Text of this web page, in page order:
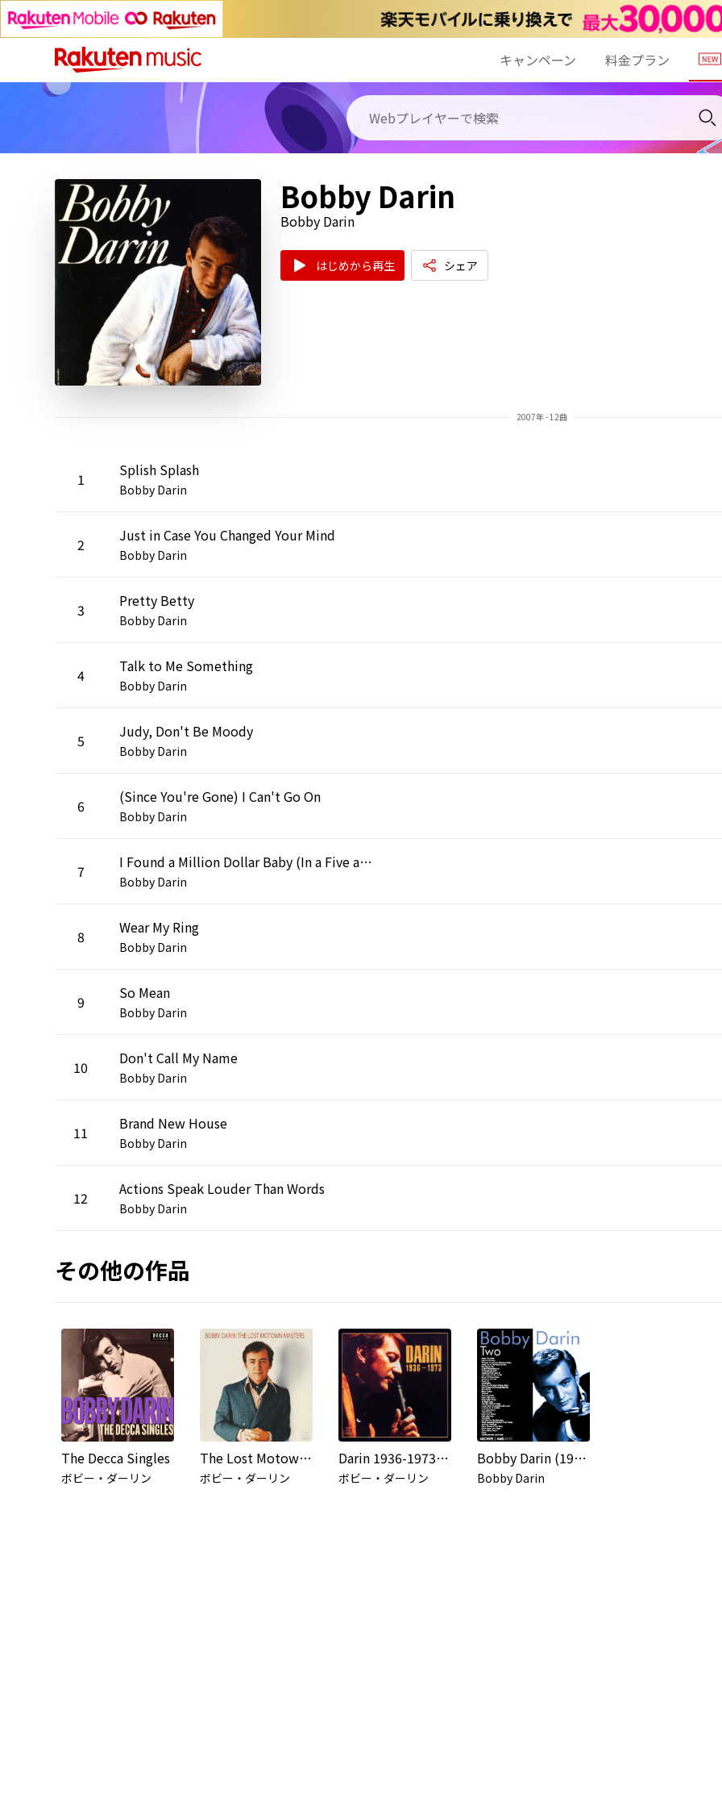
キャンペーン 料金プラン
Bobby Darin
Bobby Darin
はじめから再生 シェア
2007年 - 12曲
1 Splish Splash
Bobby Darin
2 Just in Case You Changed Your Mind
Bobby Darin
3 Pretty Betty
Bobby Darin
4 Talk to Me Something
Bobby Darin
5 Judy, Don't Be Moody
Bobby Darin
6 (Since You're Gone) I Can't Go On
Bobby Darin
7 I Found a Million Dollar Baby (In a Five and Ten Cent Store)
Bobby Darin
8 Wear My Ring
Bobby Darin
9 So Mean
Bobby Darin
10 Don't Call My Name
Bobby Darin
11 Brand New House
Bobby Darin
12 Actions Speak Louder Than Words
Bobby Darin
その他の作品
The Decca Singles
ボビー・ダーリン
The Lost Motown Masters
ボビー・ダーリン
Darin 1936-1973 (Expanded Edition)
ボビー・ダーリン
Bobby Darin (1936-1973) : Two
Bobby Darin